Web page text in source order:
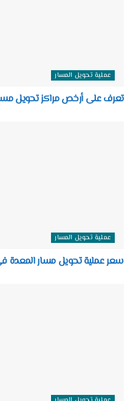
عملية تحويل المسار
تعرف على أرخص مراكز تحويل
عملية تحويل المسار
سعر عملية تحويل مسار المعدة في